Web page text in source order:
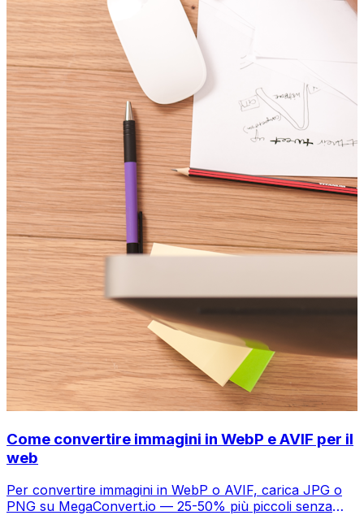
Come convertire immagini in WebP e AVIF per il
web
Per convertire immagini in WebP o AVIF, carica JPG o
PNG su MegaConvert.io — 25-50% più piccoli senza